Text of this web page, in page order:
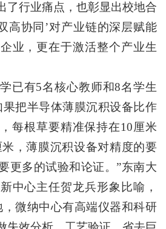
了行业痛点，也彰显出校地合
高协同’对产业链的深层赋能
业，更在于激活整个产业生
有5名核心教师和8名学生
把半导体薄膜沉积设备比作
每根草要精准保持在10厘米
米，薄膜沉积设备对精度的要
更多的试验和论证。”东南大
中心主任贺龙兵形象比喻，
，微纳中心有高端仪器和科研